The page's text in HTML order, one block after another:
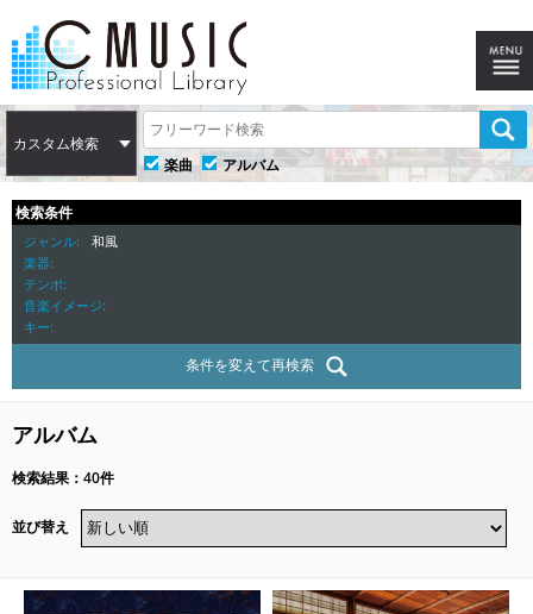
カスタム検索
楽曲
アルバム
検索条件
ジャンル
和風
楽器
テンポ
音楽イメージ
キー
条件を変えて再検索
アルバム
検索結果：40件
並び替え